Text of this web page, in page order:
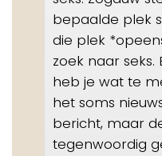
bepaalde plek
die plek
zoek naar seks.
heb je wat te
het soms
bericht, maar
tegenwoordig